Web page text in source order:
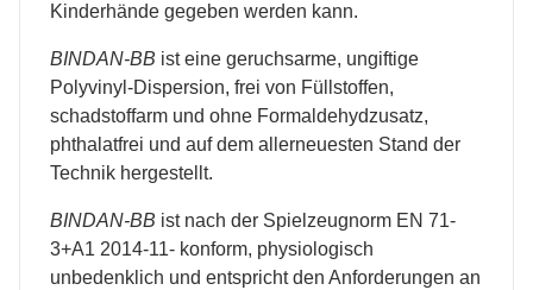
Kinderhände gegeben werden kann.
BINDAN-BB ist eine geruchsarme, ungiftige
Polyvinyl-Dispersion, frei von Füllstoffen,
schadstoffarm und ohne Formaldehydzusatz,
phthalatfrei und auf dem allerneuesten Stand der
Technik hergestellt.
BINDAN-BB ist nach der Spielzeugnorm EN 71-
3+A1 2014-11- konform, physiologisch
unbedenklich und entspricht den Anforderungen an